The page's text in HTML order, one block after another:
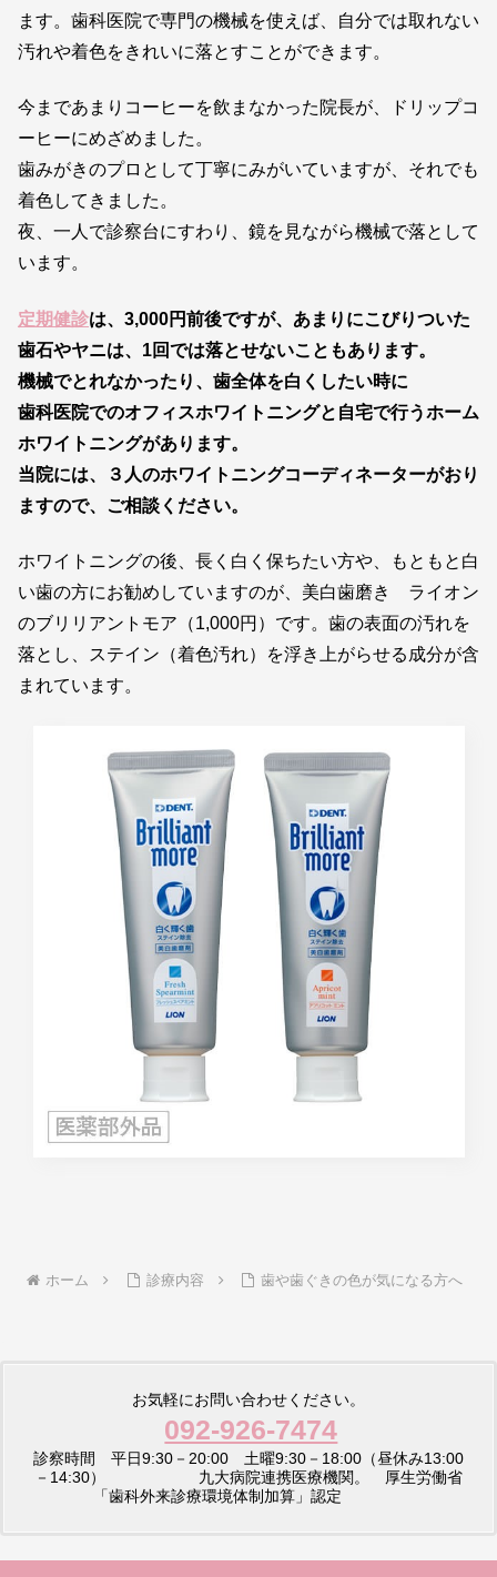
ます。歯科医院で専門の機械を使えば、自分では取れない
汚れや着色をきれいに落とすことができます。
今まであまりコーヒーを飲まなかった院長が、ドリップコ
ーヒーにめざめました。
歯みがきのプロとして丁寧にみがいていますが、それでも
着色してきました。
夜、一人で診察台にすわり、鏡を見ながら機械で落として
います。
定期健診は、3,000円前後ですが、あまりにこびりついた
歯石やヤニは、 1回では落とせないこともあります。
機械でとれなかったり、歯全体を白くしたい時に
歯科医院でのオフィスホワイトニングと自宅で行うホーム
ホワイトニングがあります。
当院には、３人のホワイトニングコーディネーターがおり
ますので、ご相談ください。
ホワイトニングの後、長く白く保ちたい方や、もともと白
い歯の方にお勧めしていますのが、美白歯磨き ライオン
のブリリアントモア（1,000円）です。歯の表面の汚れを
落とし、ステイン（着色汚れ）を浮き上がらせる成分が含
まれています。
ホーム 診療内容 歯や歯ぐきの色が気になる方へ
お気軽にお問い合わせください。
092-926-7474
診察時間 平日9:30－20:00 土曜9:30－18:00（昼休み13:00
－14:30） 九大病院連携医療機関。 厚生労働省
「歯科外来診療環境体制加算」認定